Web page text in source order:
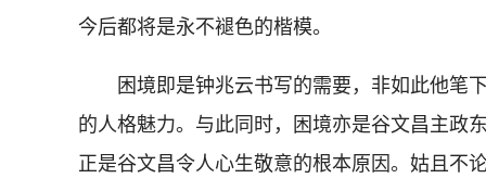
今后都将是永不褪色的楷模。
困境即是钟兆云书写的需要，非如此他笔
的人格魅力。与此同时，困境亦是谷文昌主政
正是谷文昌令人心生敬意的根本原因。姑且不